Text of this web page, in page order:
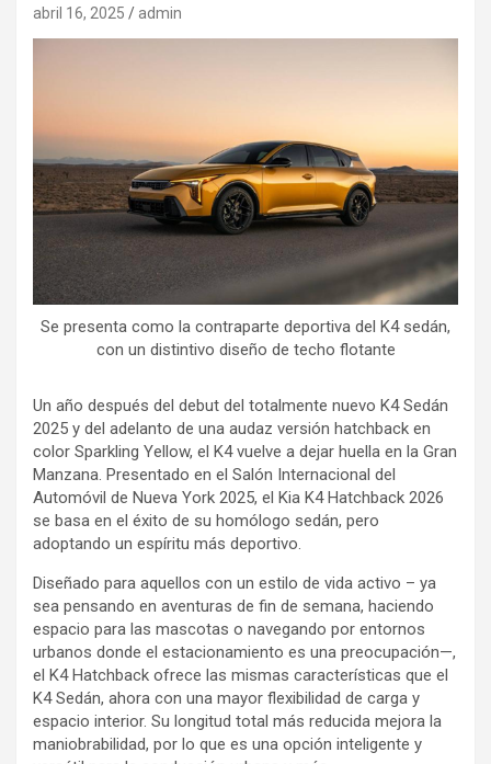
abril 16, 2025 admin
Se presenta como la contraparte deportiva del K4 sedán,
con un distintivo diseño de techo flotante
Un año después del debut del totalmente nuevo K4 Sedán
2025 y del adelanto de una audaz versión hatchback en
color Sparkling Yellow, el K4 vuelve a dejar huella en la Gran
Manzana. Presentado en el Salón Internacional del
Automóvil de Nueva York 2025, el Kia K4 Hatchback 2026
se basa en el éxito de su homólogo sedán, pero
adoptando un espíritu más deportivo.
Diseñado para aquellos con un estilo de vida activo – ya
sea pensando en aventuras de fin de semana, haciendo
espacio para las mascotas o navegando por entornos
urbanos donde el estacionamiento es una preocupación—,
el K4 Hatchback ofrece las mismas características que el
K4 Sedán, ahora con una mayor flexibilidad de carga y
espacio interior. Su longitud total más reducida mejora la
maniobrabilidad, por lo que es una opción inteligente y